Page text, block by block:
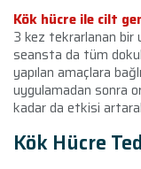
Kök hücre ile cilt
3 kez tekrarlanan bir
seansta da tüm
yapılan amaçlara
uygulamadan sonra
kadar da etkisi
Kök Hücre